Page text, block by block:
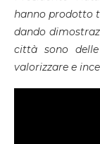
hanno prodotto
dando
città sono
valorizzare e